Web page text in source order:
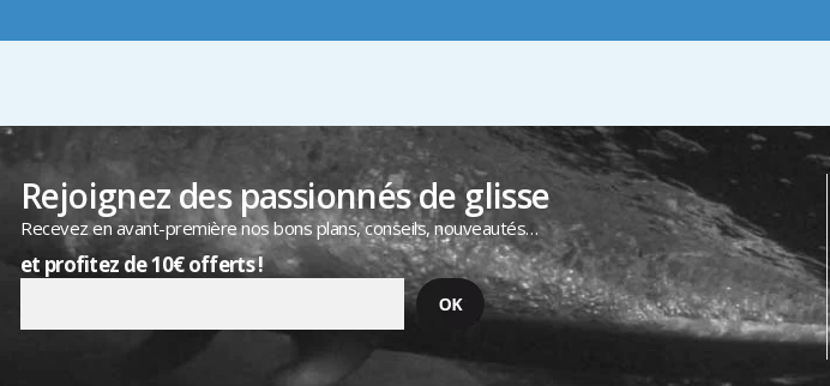
Rejoignez des passionnés de glisse
Recevez en avant-première nos bons plans, conseils, nouveautés…
et profitez de 10€ offerts !